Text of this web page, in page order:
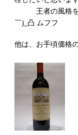
王者の風格を
￣)_凸 ムフフ
他は、お手頃価格